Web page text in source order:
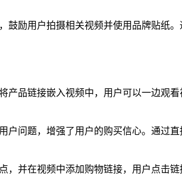
励用户拍摄相关视频并使用品牌贴纸
品链接嵌入视频中，用户可以一边观
问题，增强了用户的购买信心。通过直
并在视频中添加购物链接，用户点击